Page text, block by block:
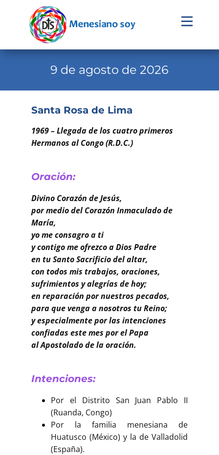
Evangelio
Familia Menesiana
Recursos
Contacto
Buscar
9 de agosto de 2026
Santa Rosa de Lima
1969 – Llegada de los cuatro primeros
Hermanos al Congo (R.D.C.)
Oración:
Divino Corazón de Jesús,
por medio del Corazón Inmaculado de
María,
yo me consagro a ti
y contigo me ofrezco a Dios Padre
en tu Santo Sacrificio del altar,
con todos mis trabajos, oraciones,
sufrimientos y alegrías de hoy;
en reparación por nuestros pecados,
para que venga a nosotros tu Reino;
y especialmente por las intenciones
confiadas este mes por el Papa
al Apostolado de la oración.
Intenciones:
Por el Distrito San Juan Pablo II
(Ruanda, Congo)
Por la familia menesiana de
Huatusco (México) y la de Valladolid
(España).